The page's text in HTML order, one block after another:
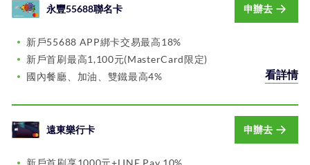
永豐55688聯名卡 申辦去
新戶55688 APP綁卡交易最高18%
新戶首刷最高1,100元(MasterCard限定)
國內餐廳、加油、雙鐵最高4%
看詳情
遠東樂行卡 申辦去
新戶首刷享1000元+LINE Pay 10%